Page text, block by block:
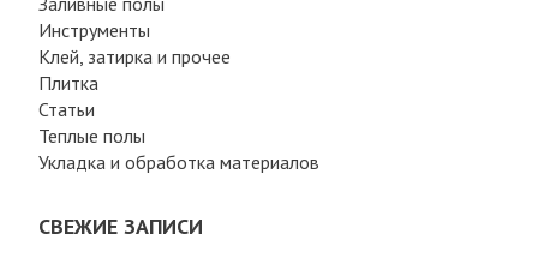
Инструменты
Клей, затирка и прочее
Плитка
Статьи
Теплые полы
Укладка и обработка материалов
СВЕЖИЕ ЗАПИСИ